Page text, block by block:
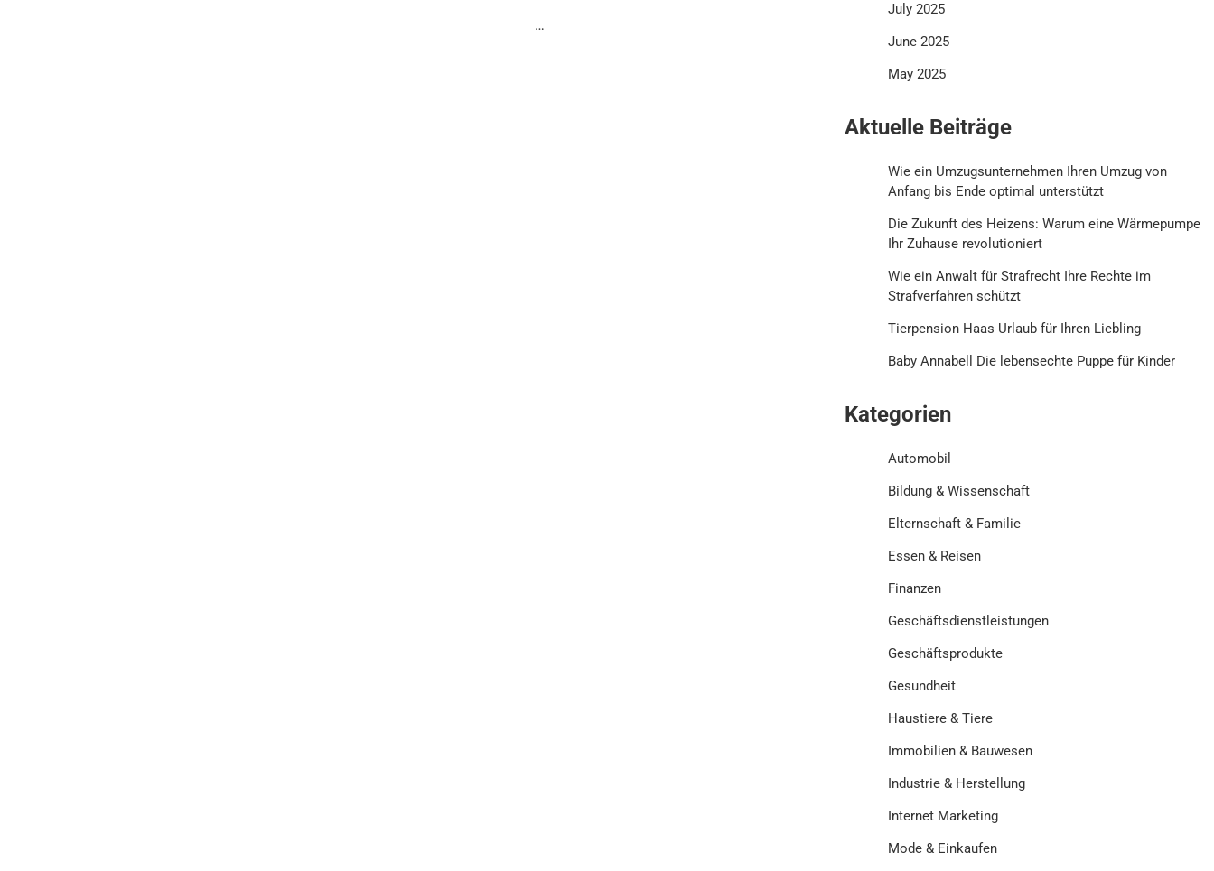
…
July 2025
June 2025
May 2025
Aktuelle Beiträge
Wie ein Umzugsunternehmen Ihren Umzug von
Anfang bis Ende optimal unterstützt
Die Zukunft des Heizens: Warum eine Wärmepumpe
Ihr Zuhause revolutioniert
Wie ein Anwalt für Strafrecht Ihre Rechte im
Strafverfahren schützt
Tierpension Haas Urlaub für Ihren Liebling
Baby Annabell Die lebensechte Puppe für Kinder
Kategorien
Automobil
Bildung & Wissenschaft
Elternschaft & Familie
Essen & Reisen
Finanzen
Geschäftsdienstleistungen
Geschäftsprodukte
Gesundheit
Haustiere & Tiere
Immobilien & Bauwesen
Industrie & Herstellung
Internet Marketing
Mode & Einkaufen